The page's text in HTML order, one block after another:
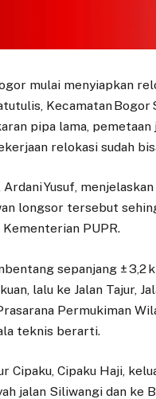
mulai menyiapkan
Kecamatan Bogor
pipa lama, pemetaan
relokasi sudah
Yusuf,
longsor tersebut
PUPR.
sepanjang ± 3,2
lalu ke Jalan Tajur,
Permukiman
teknis berarti.
Cipaku, Cipaku Haji,
jalan Siliwangi dan ke